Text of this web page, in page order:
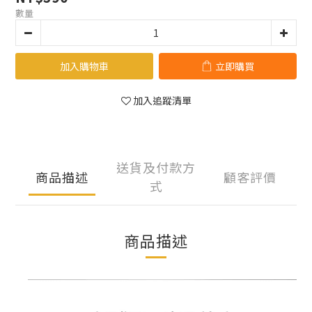
數量
加入購物車 立即購買
加入追蹤清單
商品描述
送貨及付款方
式
顧客評價
商品描述